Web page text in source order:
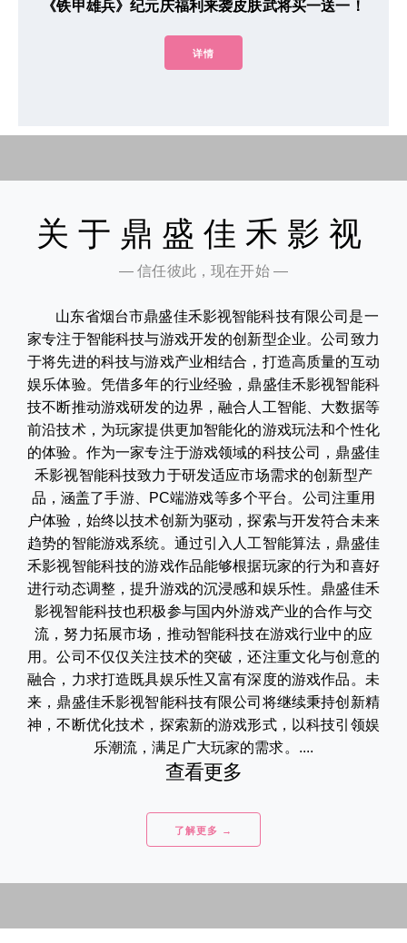
《铁甲雄兵》纪元庆福利来袭皮肤武将买一送一！
详情
关于鼎盛佳禾影视
— 信任彼此，现在开始 —
山东省烟台市鼎盛佳禾影视智能科技有限公司是一
家专注于智能科技与游戏开发的创新型企业。公司致力
于将先进的科技与游戏产业相结合，打造高质量的互动
娱乐体验。凭借多年的行业经验，鼎盛佳禾影视智能科
技不断推动游戏研发的边界，融合人工智能、大数据等
前沿技术，为玩家提供更加智能化的游戏玩法和个性化
的体验。作为一家专注于游戏领域的科技公司，鼎盛佳
禾影视智能科技致力于研发适应市场需求的创新型产
品，涵盖了手游、PC端游戏等多个平台。公司注重用
户体验，始终以技术创新为驱动，探索与开发符合未来
趋势的智能游戏系统。通过引入人工智能算法，鼎盛佳
禾影视智能科技的游戏作品能够根据玩家的行为和喜好
进行动态调整，提升游戏的沉浸感和娱乐性。鼎盛佳禾
影视智能科技也积极参与国内外游戏产业的合作与交
流，努力拓展市场，推动智能科技在游戏行业中的应
用。公司不仅仅关注技术的突破，还注重文化与创意的
融合，力求打造既具娱乐性又富有深度的游戏作品。未
来，鼎盛佳禾影视智能科技有限公司将继续秉持创新精
神，不断优化技术，探索新的游戏形式，以科技引领娱
乐潮流，满足广大玩家的需求。....
查看更多
了解更多 →